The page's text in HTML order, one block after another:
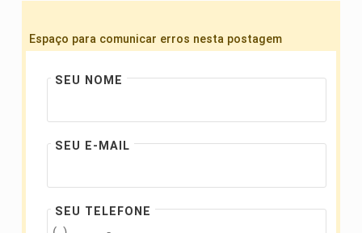
Espaço para comunicar erros nesta postagem
SEU NOME
SEU E-MAIL
SEU TELEFONE